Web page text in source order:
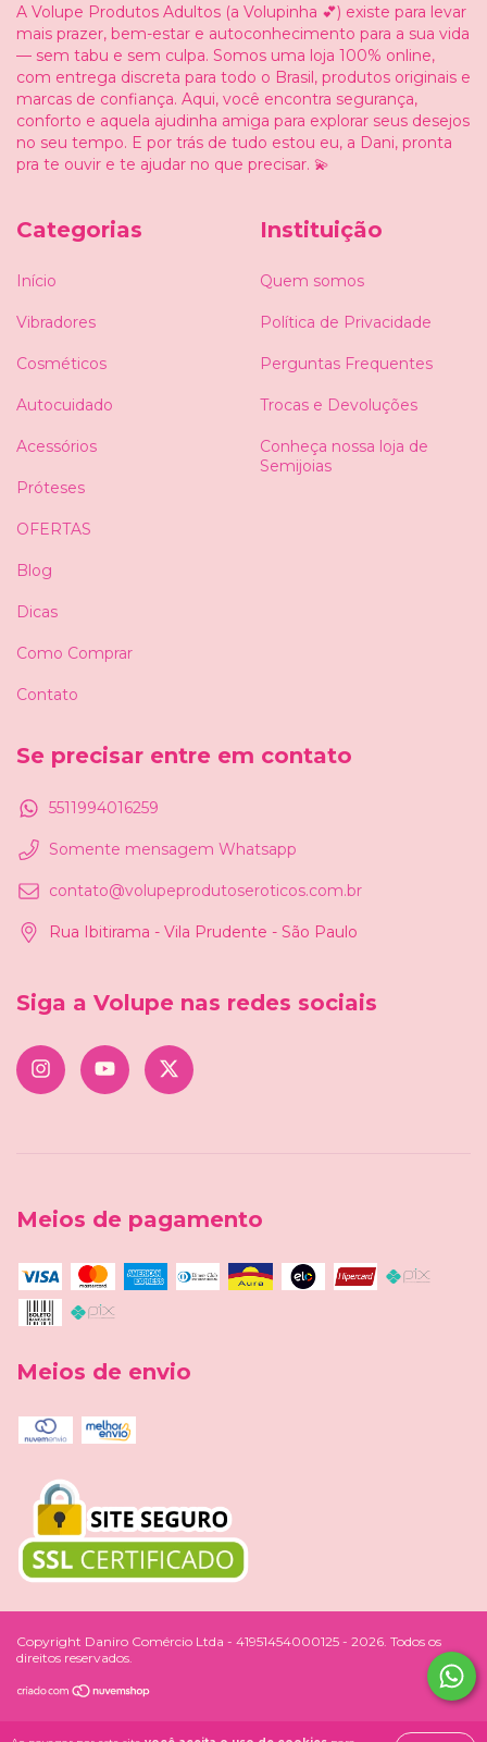
A Volupe Produtos Adultos (a Volupinha 💕) existe para levar
mais prazer, bem-estar e autoconhecimento para a sua vida
— sem tabu e sem culpa. Somos uma loja 100% online,
com entrega discreta para todo o Brasil, produtos originais e
marcas de confiança. Aqui, você encontra segurança,
conforto e aquela ajudinha amiga para explorar seus desejos
no seu tempo. E por trás de tudo estou eu, a Dani, pronta
pra te ouvir e te ajudar no que precisar. 💫
Categorias
Início
Vibradores
Cosméticos
Autocuidado
Acessórios
Próteses
OFERTAS
Blog
Dicas
Como Comprar
Contato
Instituição
Quem somos
Política de Privacidade
Perguntas Frequentes
Trocas e Devoluções
Conheça nossa loja de
Semijoias
Se precisar entre em contato
5511994016259
Somente mensagem Whatsapp
contato@volupeprodutoseroticos.com.br
Rua Ibitirama - Vila Prudente - São Paulo
Siga a Volupe nas redes sociais
Meios de pagamento
Meios de envio
Copyright Daniro Comércio Ltda - 41951454000125 - 2026. Todos os
direitos reservados.